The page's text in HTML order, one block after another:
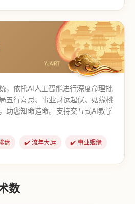
【传统奇门】
，依托AI人工智能进行深度命理批
五行喜忌、事业财运起伏、姻缘桃
助您知命造命。支持交互式AI教学
盘 ✔️ 流年大运 ✔️ 事业姻缘
数